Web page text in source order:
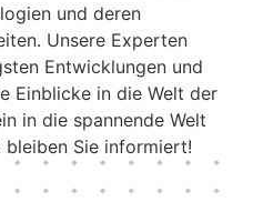
und deren
Unsere Experten
Entwicklungen und
Einblicke in die Welt der
in die spannende Welt
Sie informiert!